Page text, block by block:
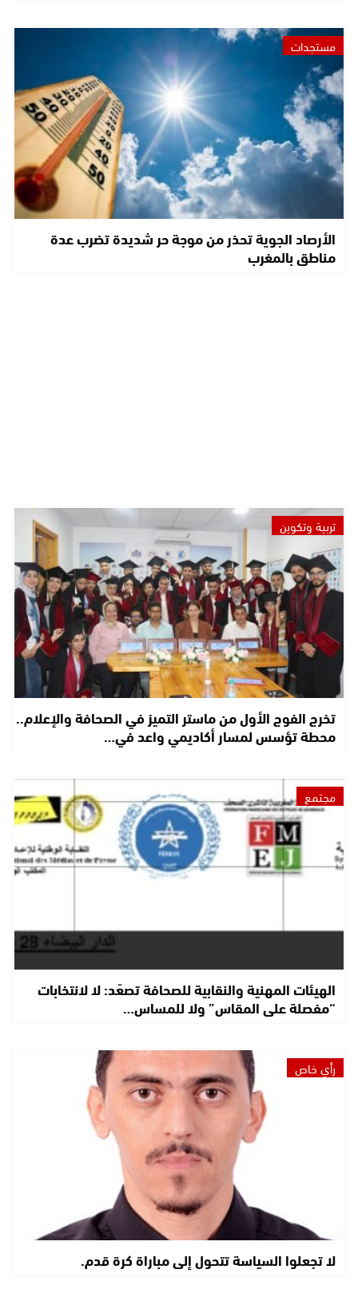
مستجدات
الأرصاد الجوية تحذر من موجة حر شديدة تضرب عدة
مناطق بالمغرب
تربية وتكوين
تخرج الفوج الأول من ماستر التميز في الصحافة والإعلام..
محطة تؤسس لمسار أكاديمي واعد في…
مجتمع
الهيئات المهنية والنقابية للصحافة تصعّد: لا لانتخابات
“مفصلة على المقاس” ولا للمساس…
رأي خاص
لا تجعلوا السياسة تتحول إلى مباراة كرة قدم.